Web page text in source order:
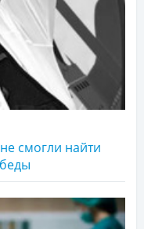
смогли найти